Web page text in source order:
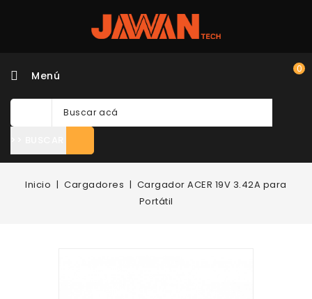
Menú
0
Inicio Cargadores
Cargador ACER 19V 3.42A para
Portátil